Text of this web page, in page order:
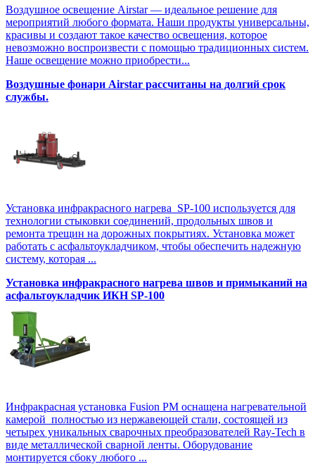
Воздушное освещение Airstar — идеальное решение для
мероприятий любого формата. Наши продукты универсальны,
красивы и создают такое качество освещения, которое
невозможно воспроизвести с помощью традиционных систем.
Наше освещение можно приобрести...
Воздушные фонари Airstar рассчитаны на долгий срок
службы.
Установка инфракрасного нагрева SP-100 используется для
технологии стыковки соединений, продольных швов и
ремонта трещин на дорожных покрытиях. Установка может
работать с асфальтоукладчиком, чтобы обеспечить надежную
систему, которая ...
Установка инфракрасного нагрева швов и примыканий на
асфальтоукладчик ИКН SP-100
Инфракрасная установка Fusion PM оснащена нагревательной
камерой полностью из нержавеющей стали, состоящей из
четырех уникальных сварочных преобразователей Ray-Tech в
виде металлической сварной ленты. Оборудование
монтируется сбоку любого ...